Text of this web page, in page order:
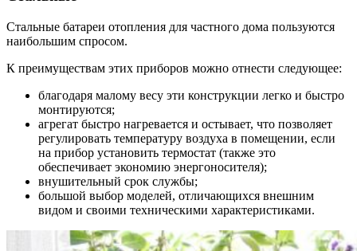
Стальные батареи отопления для частного дома пользуются
наибольшим спросом.
К преимуществам этих приборов можно отнести следующее:
благодаря малому весу эти конструкции легко и быстро
монтируются;
агрегат быстро нагревается и остывает, что позволяет
регулировать температуру воздуха в помещении, если
на прибор установить термостат (также это
обеспечивает экономию энергоносителя);
внушительный срок службы;
большой выбор моделей, отличающихся внешним
видом и своими техническими характеристиками.